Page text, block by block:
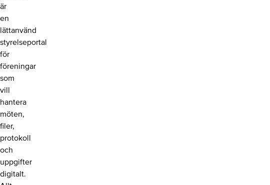
är
en
lättanvänd
styrelseportal
för
föreningar
som
vill
hantera
möten,
filer,
protokoll
och
uppgifter
digitalt.